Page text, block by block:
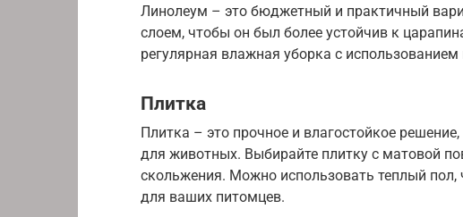
Линолеум – это бюджетный и практичный
слоем, чтобы он был более устойчив к
регулярная влажная уборка с
Плитка
Плитка – это прочное и влагостойкое
для животных. Выбирайте плитку с матовой
скольжения. Можно использовать теплый
для ваших питомцев.